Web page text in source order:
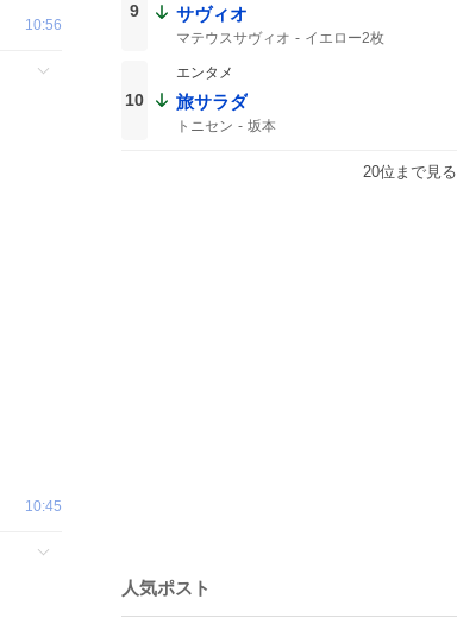
10:56
10:45
9 サヴィオ
マテウスサヴィオ
イエロー2枚
イエロー
10
エンタメ
旅サラダ
トニセン 坂本
20位まで見る
人気ポスト